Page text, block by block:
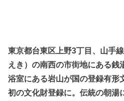
東京都台東区上野3丁目、山手
えき）の南西の市街地にある銭
浴室にある岩山が国の登録有形
初の文化財登録に。伝統の朝湯